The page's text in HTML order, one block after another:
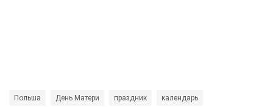
Польша День Матери праздник календарь